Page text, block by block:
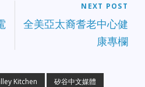
NEXT POST
全美亞太裔耆老中心健
康專欄
Kitchen
矽谷中文媒體